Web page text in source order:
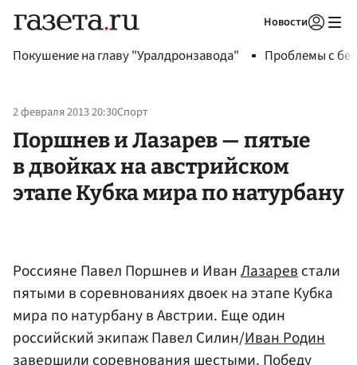
Новости
Покушение на главу "Уралдронзавода" Проблемы с
2 февраля 2013 20:30Спорт
Поршнев и Лазарев — пятые
в двойках на австрийском
этапе Кубка мира по натурбану
Россияне Павел Поршнев и ИванЛазаревстали
пятыми в соревнованиях двоек на этапе Кубка
мира по натурбану в Австрии. Еще один
российский экипаж Павел Силин/Иван Родин
завершили соревнования шестыми. Победу